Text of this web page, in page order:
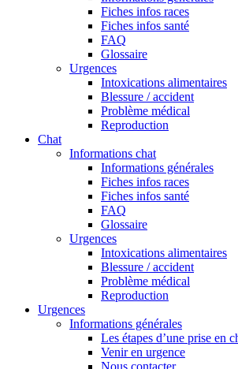
Fiches infos races
Fiches infos santé
FAQ
Glossaire
Urgences
Intoxications alimentaires
Blessure / accident
Problème médical
Reproduction
Chat
Informations chat
Informations générales
Fiches infos races
Fiches infos santé
FAQ
Glossaire
Urgences
Intoxications alimentaires
Blessure / accident
Problème médical
Reproduction
Urgences
Informations générales
Les étapes d’une prise en
Venir en urgence
Nous contacter